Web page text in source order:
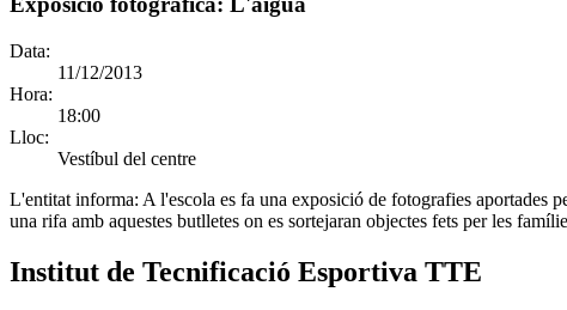
Data:
11/12/2013
Hora:
18:00
Lloc:
Vestíbul del centre
L'entitat informa: A l'escola es fa una exposició de fotografies aportades
una rifa amb aquestes butlletes on es sortejaran objectes fets per les
Institut de Tecnificació Esportiva TTE